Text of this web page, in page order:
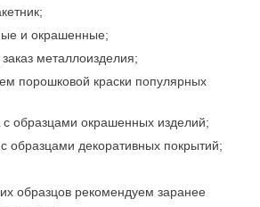
и окрашенные;
металлоизделия;
порошковой краски популярных
с образцами окрашенных изделий;
с образцами декоративных покрытий;
образцов рекомендуем заранее